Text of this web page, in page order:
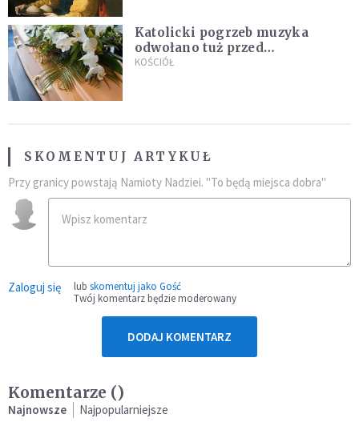
Katolicki pogrzeb muzyka
odwołano tuż przed
uroczystością. Powodem była
KOŚCIÓŁ
SKOMENTUJ ARTYKUŁ
Przy granicy powstają Namioty Nadziei. "To będą miejsca dobra"
Zaloguj się lub skomentuj jako Gość
Twój komentarz będzie moderowany
DODAJ KOMENTARZ
Komentarze ()
Najnowsze Najpopularniejsze